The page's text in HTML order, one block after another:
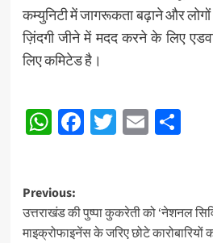
कम्युनिटी में जागरूकता बढ़ाने और
ज़िंदगी जीने में मदद करने के लिए
लिए कमिटेड है।
Post
navigation
WhatsApp
Facebook
Twitter
Email
Post
navigation
Previous:
उत्तराखंड की पुष्पा कुकरेती को ‘नेशनल
माइक्रोफाइनेंस के जरिए छोटे कारोबारियों